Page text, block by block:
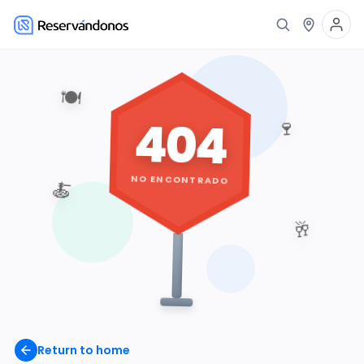
Return to home
🍽️
🍷
🥂
🍝
404
NO ENCONTRADO